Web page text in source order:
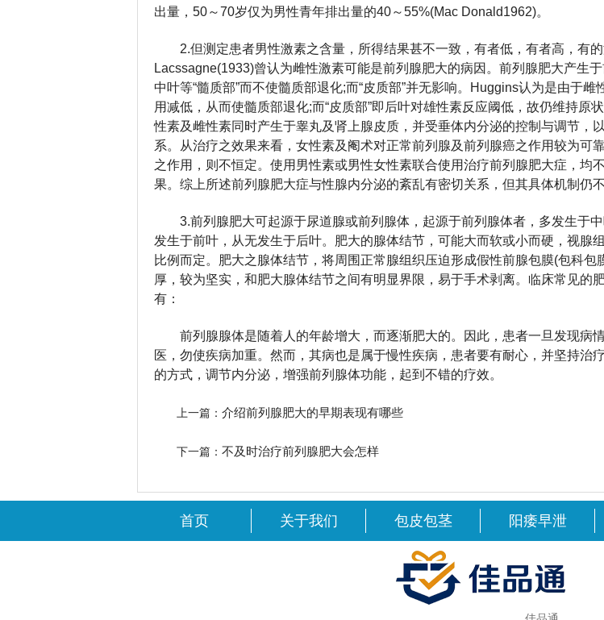
出量，50～70岁仅为男性青年排出量的40～55%(Mac Donald1962)。
2.但测定患者男性激素之含量，所得结果甚不一致，有者低，有者高，有的
Lacssagne(1933)曾认为雌性激素可能是前列腺肥大的病因。前列腺肥大产生
中叶等“髓质部”而不使髓质部退化;而“皮质部”并无影响。Huggins认为是由于雌
用减低，从而使髓质部退化;而“皮质部”即后叶对雄性素反应阈低，故仍维持原
性素及雌性素同时产生于睾丸及肾上腺皮质，并受垂体内分泌的控制与调节，
系。从治疗之效果来看，女性素及阉术对正常前列腺及前列腺癌之作用较为可
之作用，则不恒定。使用男性素或男性女性素联合使用治疗前列腺肥大症，均
果。综上所述前列腺肥大症与性腺内分泌的紊乱有密切关系，但其具体机制仍不
3.前列腺肥大可起源于尿道腺或前列腺体，起源于前列腺体者，多发生于
发生于前叶，从无发生于后叶。肥大的腺体结节，可能大而软或小而硬，视腺
比例而定。肥大之腺体结节，将周围正常腺组织压迫形成假性前腺包膜(包科包
厚，较为坚实，和肥大腺体结节之间有明显界限，易于手术剥离。临床常见的
有：
前列腺腺体是随着人的年龄增大，而逐渐肥大的。因此，患者一旦发现病
医，勿使疾病加重。然而，其病也是属于慢性疾病，患者要有耐心，并坚持治
的方式，调节内分泌，增强前列腺体功能，起到不错的疗效。
上一篇： 介绍前列腺肥大的早期表现有哪些
下一篇： 不及时治疗前列腺肥大会怎样
首页 关于我们 包皮包茎 阳痿早泄